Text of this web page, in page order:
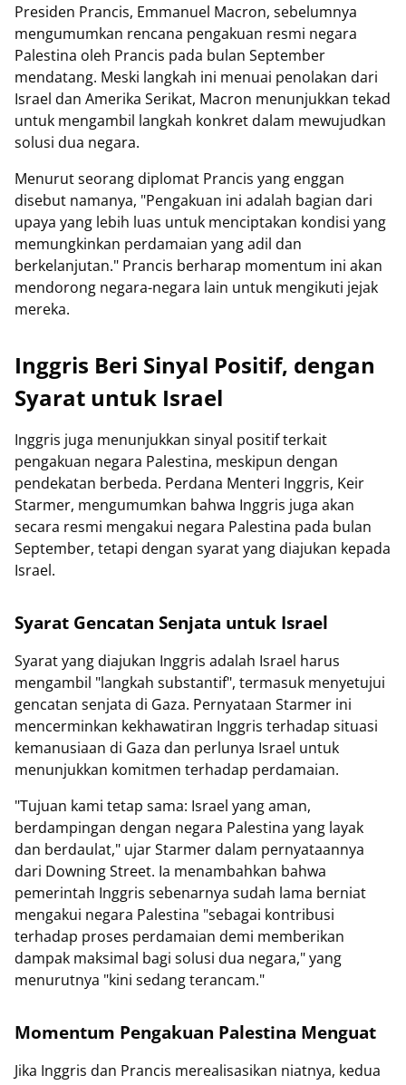
Presiden Prancis, Emmanuel Macron, sebelumnya
mengumumkan rencana pengakuan resmi negara
Palestina oleh Prancis pada bulan September
mendatang. Meski langkah ini menuai penolakan dari
Israel dan Amerika Serikat, Macron menunjukkan tekad
untuk mengambil langkah konkret dalam mewujudkan
solusi dua negara.
Menurut seorang diplomat Prancis yang enggan
disebut namanya, "Pengakuan ini adalah bagian dari
upaya yang lebih luas untuk menciptakan kondisi yang
memungkinkan perdamaian yang adil dan
berkelanjutan." Prancis berharap momentum ini akan
mendorong negara-negara lain untuk mengikuti jejak
mereka.
Inggris Beri Sinyal Positif, dengan
Syarat untuk Israel
Inggris juga menunjukkan sinyal positif terkait
pengakuan negara Palestina, meskipun dengan
pendekatan berbeda. Perdana Menteri Inggris, Keir
Starmer, mengumumkan bahwa Inggris juga akan
secara resmi mengakui negara Palestina pada bulan
September, tetapi dengan syarat yang diajukan kepada
Israel.
Syarat Gencatan Senjata untuk Israel
Syarat yang diajukan Inggris adalah Israel harus
mengambil "langkah substantif", termasuk menyetujui
gencatan senjata di Gaza. Pernyataan Starmer ini
mencerminkan kekhawatiran Inggris terhadap situasi
kemanusiaan di Gaza dan perlunya Israel untuk
menunjukkan komitmen terhadap perdamaian.
"Tujuan kami tetap sama: Israel yang aman,
berdampingan dengan negara Palestina yang layak
dan berdaulat," ujar Starmer dalam pernyataannya
dari Downing Street. Ia menambahkan bahwa
pemerintah Inggris sebenarnya sudah lama berniat
mengakui negara Palestina "sebagai kontribusi
terhadap proses perdamaian demi memberikan
dampak maksimal bagi solusi dua negara," yang
menurutnya "kini sedang terancam."
Momentum Pengakuan Palestina Menguat
Jika Inggris dan Prancis merealisasikan niatnya, kedua